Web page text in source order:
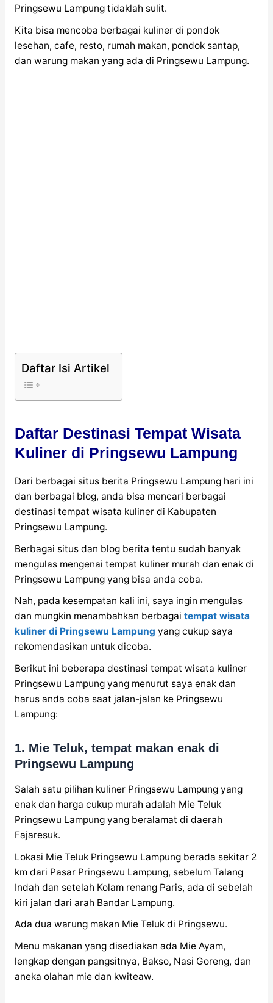
Pringsewu Lampung tidaklah sulit.
Kita bisa mencoba berbagai kuliner di pondok
lesehan, cafe, resto, rumah makan, pondok santap,
dan warung makan yang ada di Pringsewu Lampung.
Daftar Isi Artikel
Daftar Destinasi Tempat Wisata
Kuliner di Pringsewu Lampung
Dari berbagai situs berita Pringsewu Lampung hari ini
dan berbagai blog, anda bisa mencari berbagai
destinasi tempat wisata kuliner di Kabupaten
Pringsewu Lampung.
Berbagai situs dan blog berita tentu sudah banyak
mengulas mengenai tempat kuliner murah dan enak di
Pringsewu Lampung yang bisa anda coba.
Nah, pada kesempatan kali ini, saya ingin mengulas
dan mungkin menambahkan berbagai tempat wisata
kuliner di Pringsewu Lampung yang cukup saya
rekomendasikan untuk dicoba.
Berikut ini beberapa destinasi tempat wisata kuliner
Pringsewu Lampung yang menurut saya enak dan
harus anda coba saat jalan-jalan ke Pringsewu
Lampung:
1. Mie Teluk, tempat makan enak di
Pringsewu Lampung
Salah satu pilihan kuliner Pringsewu Lampung yang
enak dan harga cukup murah adalah Mie Teluk
Pringsewu Lampung yang beralamat di daerah
Fajaresuk.
Lokasi Mie Teluk Pringsewu Lampung berada sekitar 2
km dari Pasar Pringsewu Lampung, sebelum Talang
Indah dan setelah Kolam renang Paris, ada di sebelah
kiri jalan dari arah Bandar Lampung.
Ada dua warung makan Mie Teluk di Pringsewu.
Menu makanan yang disediakan ada Mie Ayam,
lengkap dengan pangsitnya, Bakso, Nasi Goreng, dan
aneka olahan mie dan kwiteaw.